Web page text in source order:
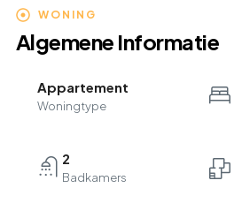
WONING
Algemene Informatie
Appartement
Woningtype
2
Badkamers